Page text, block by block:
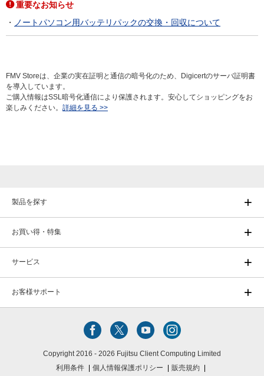
重要なお知らせ
ノートパソコン用バッテリパックの交換・回収について
FMV Storeは、企業の実在証明と通信の暗号化のため、Digicertのサーバ証明書
を導入しています。
ご購入情報はSSL暗号化通信により保護されます。安心してショッピングをお
楽しみください。 詳細を見る >>
製品を探す
お買い得・特集
サービス
お客様サポート
Copyright 2016 - 2026 Fujitsu Client Computing Limited
利用条件
個人情報保護ポリシー 販売規約